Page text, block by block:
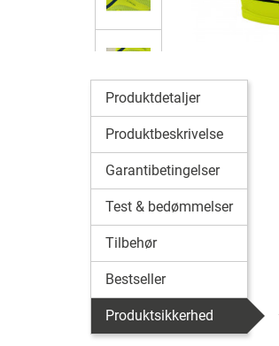
Produktdetaljer
Produktbeskrivelse
Garantibetingelser
Test & bedømmelser
Tilbehør
Bestseller
Produktsikkerhed